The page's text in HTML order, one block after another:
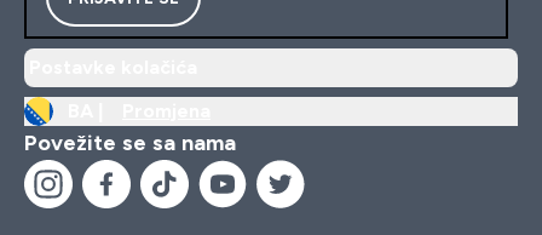
Povežite se sa nama